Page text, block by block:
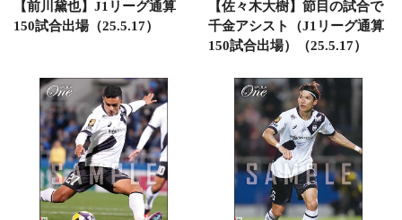
【前川黛也】J1リーグ通算
150試合出場（25.5.17）
【佐々木大樹】節目の試合で
千金アシスト（J1リーグ通算
150試合出場）（25.5.17）